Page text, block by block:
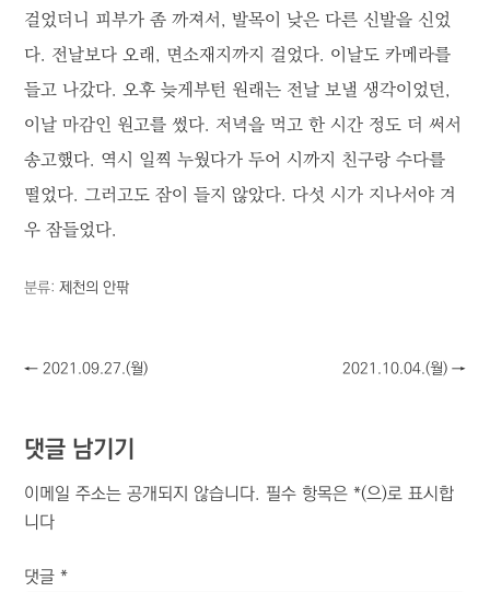
걸었더니 피부가 좀 까져서, 발목이 낮은 다른 신발을 신었
다. 전날보다 오래, 면소재지까지 걸었다. 이날도 카메라를
들고 나갔다. 오후 늦게부턴 원래는 전날 보낼 생각이었던,
이날 마감인 원고를 썼다. 저녁을 먹고 한 시간 정도 더 써서
송고했다. 역시 일찍 누웠다가 두어 시까지 친구랑 수다를
떨었다. 그러고도 잠이 들지 않았다. 다섯 시가 지나서야 겨
우 잠들었다.
분류:제천의 안팎
←2021.09.27.(월) 2021.10.04.(월)→
댓글 남기기
이메일 주소는 공개되지 않습니다. 필수 항목은*(으)로 표시합
니다
댓글*